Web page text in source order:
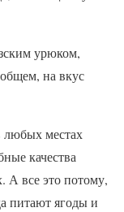
урюком,
на вкус
любых местах
качества
А все это потому,
питают ягоды и